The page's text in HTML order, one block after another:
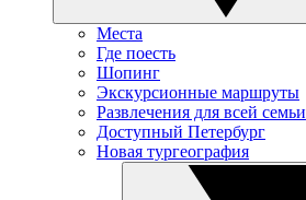
Места
Где поесть
Шопинг
Экскурсионные маршруты
Развлечения для всей семьи
Доступный Петербург
Новая тургеография